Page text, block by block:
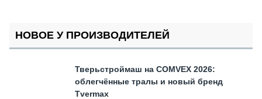
НОВОЕ У ПРОИЗВОДИТЕЛЕЙ
Тверьстроймаш на COMVEX 2026:
облегчённые тралы и новый бренд
Tvermax